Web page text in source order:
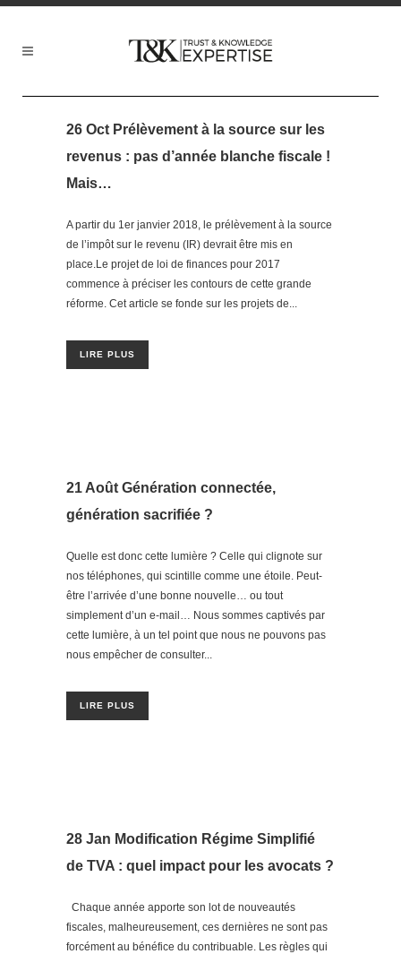
26 Oct Prélèvement à la source sur les
revenus : pas d’année blanche fiscale !
Mais…
A partir du 1er janvier 2018, le prélèvement à la source
de l’impôt sur le revenu (IR) devrait être mis en
place.Le projet de loi de finances pour 2017
commence à préciser les contours de cette grande
réforme. Cet article se fonde sur les projets de...
LIRE PLUS
21 Août Génération connectée,
génération sacrifiée ?
Quelle est donc cette lumière ? Celle qui clignote sur
nos téléphones, qui scintille comme une étoile. Peut-
être l’arrivée d’une bonne nouvelle… ou tout
simplement d’un e-mail… Nous sommes captivés par
cette lumière, à un tel point que nous ne pouvons pas
nous empêcher de consulter...
LIRE PLUS
28 Jan Modification Régime Simplifié
de TVA : quel impact pour les avocats ?
Chaque année apporte son lot de nouveautés
fiscales, malheureusement, ces dernières ne sont pas
forcément au bénéfice du contribuable. Les règles qui